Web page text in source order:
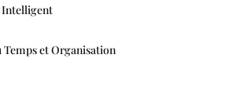
Intelligent
Temps et Organisation